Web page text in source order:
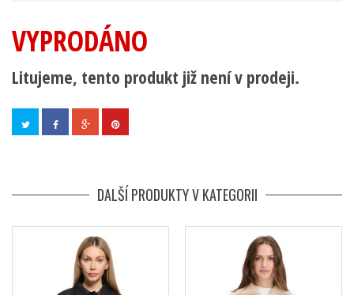
VYPRODÁNO
Litujeme, tento produkt již není v prodeji.
DALŠÍ PRODUKTY V KATEGORII